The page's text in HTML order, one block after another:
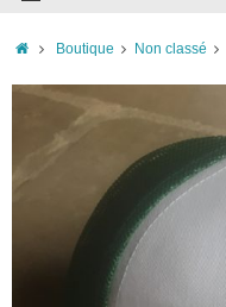
Boutique Non classé